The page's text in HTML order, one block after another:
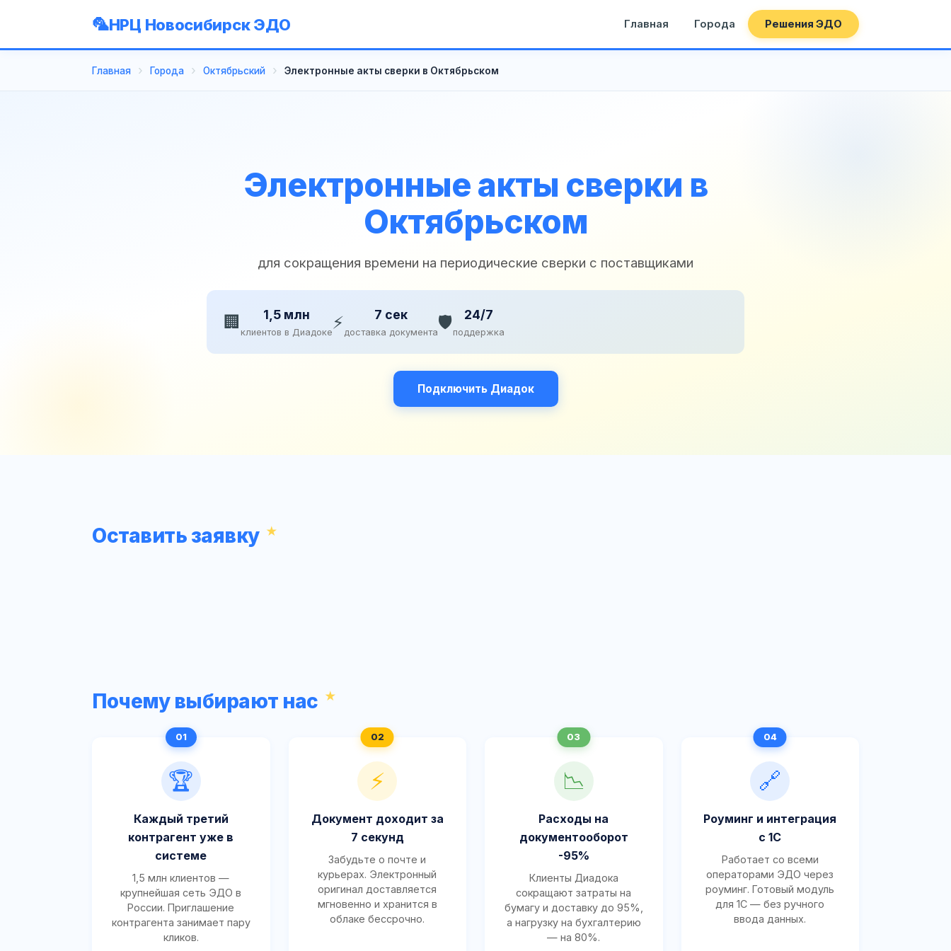
НРЦ Новосибирск ЭДО Главная Города Решения ЭДО
Главная Города Октябрьский Электронные акты сверки в Октябрьском
Электронные акты сверки в
Октябрьском
для сокращения времени на периодические сверки с поставщиками
🏢 1,5 млн
клиентов в Диадоке ⚡ 7 сек
доставка документа🛡️ 24/7
поддержка
Подключить Диадок
Оставить заявку
Почему выбирают нас
🏆
Каждый третий
контрагент уже в
системе
1,5 млн клиентов —
крупнейшая сеть ЭДО в
России. Приглашение
контрагента занимает пару
кликов.
⚡
Документ доходит за
7 секунд
Забудьте о почте и
курьерах. Электронный
оригинал доставляется
мгновенно и хранится в
облаке бессрочно.
📉
Расходы на
документооборот
-95%
Клиенты Диадока
сокращают затраты на
бумагу и доставку до 95%,
а нагрузку на бухгалтерию
— на 80%.
🔗
Роуминг и интеграция
с 1С
Работает со всеми
операторами ЭДО через
роуминг. Готовый модуль
для 1С — без ручного
ввода данных.